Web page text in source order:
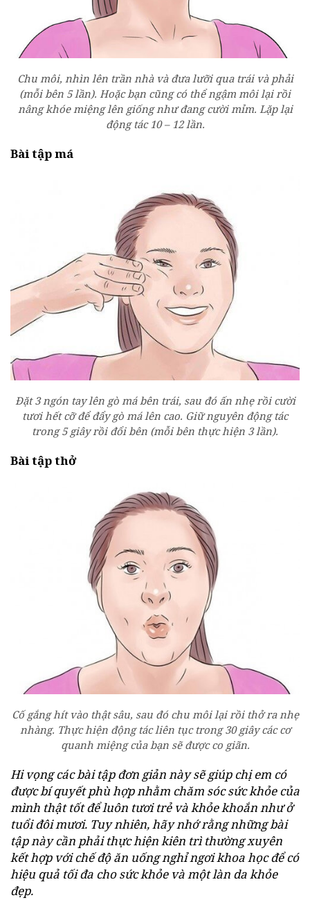
Chu môi, nhìn lên trần nhà và đưa lưỡi qua trái và phải
(mỗi bên 5 lần). Hoặc bạn cũng có thể ngậm môi lại rồi
nâng khóe miệng lên giống như đang cười mỉm. Lặp lại
động tác 10 – 12 lần.
Bài tập má
Đặt 3 ngón tay lên gò má bên trái, sau đó ấn nhẹ rồi cười
tươi hết cỡ để đẩy gò má lên cao. Giữ nguyên động tác
trong 5 giây rồi đổi bên (mỗi bên thực hiện 3 lần).
Bài tập thở
Cố gắng hít vào thật sâu, sau đó chu môi lại rồi thở ra nhẹ
nhàng. Thực hiện động tác liên tục trong 30 giây các cơ
quanh miệng của bạn sẽ được co giãn.
Hi vọng các bài tập đơn giản này sẽ giúp chị em có
được bí quyết phù hợp nhằm chăm sóc sức khỏe của
mình thật tốt để luôn tươi trẻ và khỏe khoắn như ở
tuổi đôi mươi. Tuy nhiên, hãy nhớ rằng những bài
tập này cần phải thực hiện kiên trì thường xuyên
kết hợp với chế độ ăn uống nghỉ ngơi khoa học để có
hiệu quả tối đa cho sức khỏe và một làn da khỏe
đẹp.